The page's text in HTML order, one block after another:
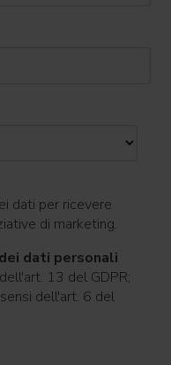
dati per ricevere
di marketing.
dati personali
13 del GDPR;
dell'art. 6 del